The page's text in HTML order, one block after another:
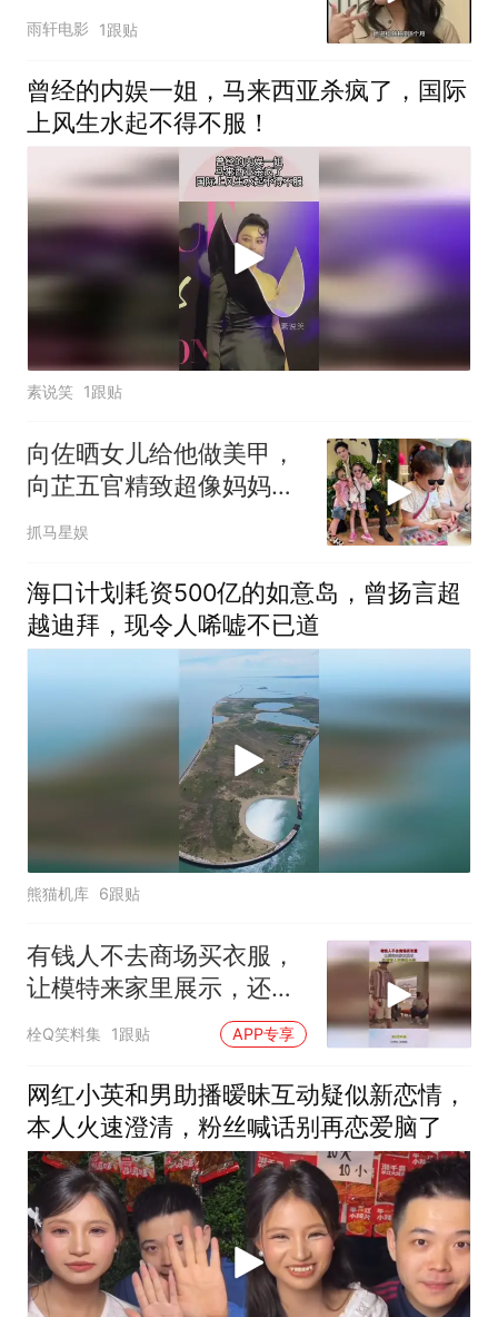
细节揭秘
雨轩电影 1跟贴
曾经的内娱一姐，马来西亚杀疯了，国际
上风生水起不得不服！
素说笑 1跟贴
向佐晒女儿给他做美甲，
向芷五官精致超像妈妈，
抓马星娱
海口计划耗资500亿的如意岛，曾扬言超
越迪拜，现令人唏嘘不已道
熊猫机库 6跟贴
有钱人不去商场买衣服，
让模特来家里展示，还有
专人在旁边介绍！
栓Q笑料集 1跟贴 APP专享
网红小英和男助播暧昧互动疑似新恋情，
本人火速澄清，粉丝喊话别再恋爱脑了